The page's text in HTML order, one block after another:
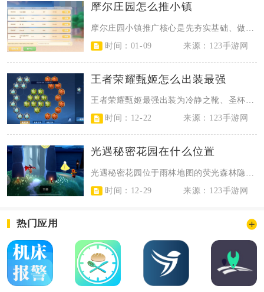
摩尔庄园怎么推小镇
时间：01-09
来源：123手游网
王者荣耀甄姬怎么出装最强
王者荣耀甄姬最强出装为冷静之靴、圣杯、痛苦面具、日暮之流、博学者之怒、炽热支...
时间：12-22
来源：123手游网
光遇秘密花园在什么位置
时间：12-29
来源：123手游网
热门应用